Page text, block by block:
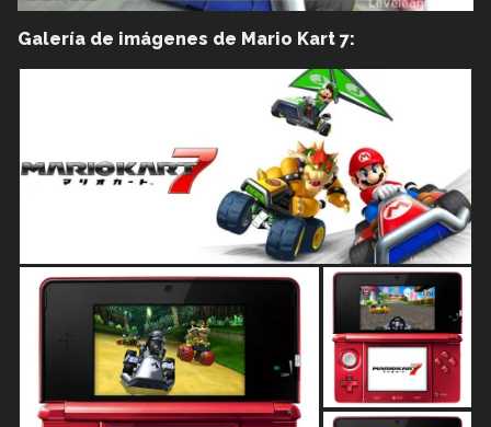
Galería de imágenes de Mario Kart 7: